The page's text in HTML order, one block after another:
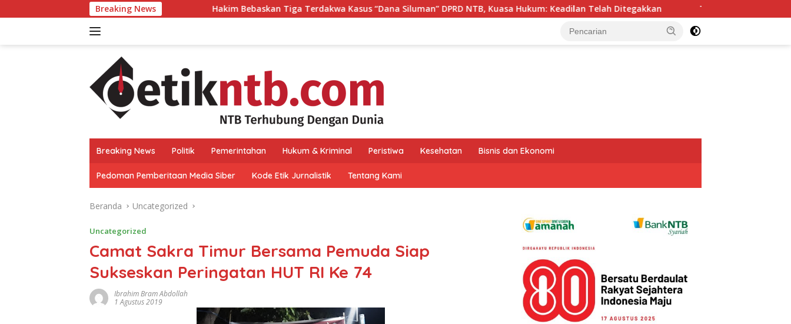
ke
Breaking News
Hakim Bebaskan Tiga Terdakwa Kasus “Dana Siluman” DPRD NTB, Kuasa Hukum: Keadilan Telah Ditegakkan Tak Tergoyah, 40 Cabor Bulat Dukung Mori
Breaking News Politik Pemerintahan Hukum & Kriminal Peristiwa Kesehatan Bisnis dan Ekonomi
Pedoman Pemberitaan Media Siber Kode Etik Jurnalistik Tentang Kami
Beranda Uncategorized
Uncategorized
Camat Sakra Timur Bersama Pemuda Siap
Sukseskan Peringatan HUT RI Ke 74
Ibrahim Bram Abdollah
1 Agustus 2019